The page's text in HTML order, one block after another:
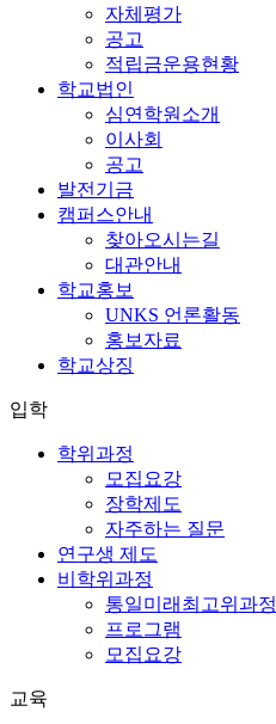
자체평가
공고
적립금운용현황
학교법인
심연학원소개
이사회
공고
발전기금
캠퍼스안내
찾아오시는길
대관안내
학교홍보
UNKS 언론활동
홍보자료
학교상징
입학
학위과정
모집요강
장학제도
자주하는 질문
연구생 제도
비학위과정
통일미래최고위과정
프로그램
모집요강
교육